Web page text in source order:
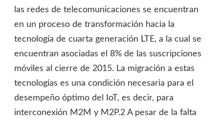
las redes de telecomunicaciones se encuentran
en un proceso de transformación hacia la
tecnología de cuarta generación LTE, a la cual se
encuentran asociadas el 8% de las suscripciones
móviles al cierre de 2015. La migración a estas
tecnologías es una condición necesaria para el
desempeño óptimo del IoT, es decir, para
interconexión M2M y M2P.2 A pesar de la falta